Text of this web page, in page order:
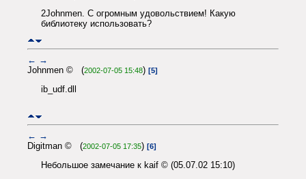
2Johnmen. С огромным удовольствием! Какую
библиотеку использовать?
← →
Johnmen © (2002-07-05 15:48) [5]
ib_udf.dll
← →
Digitman © (2002-07-05 17:35) [6]
Небольшое замечание к kaif © (05.07.02 15:10)